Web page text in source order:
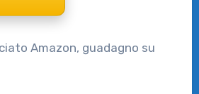
Amazon, guadagno su